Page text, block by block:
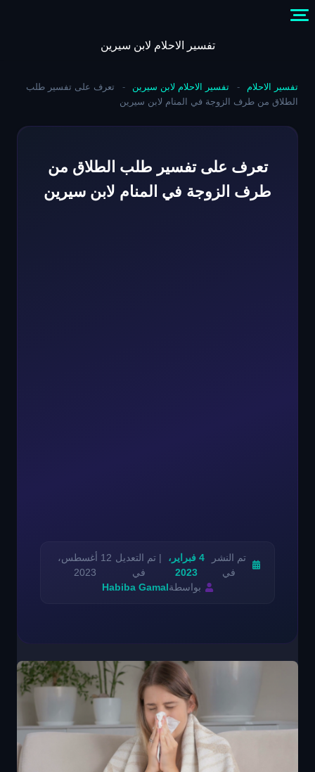
content
تفسير الاحلام لابن سيرين
تفسير الاحلام - تفسير الاحلام لابن سيرين -
تعرف على تفسير طلب
الطلاق من طرف الزوجة في المنام لابن سيرين
تعرف على تفسير طلب الطلاق من
طرف الزوجة في المنام لابن سيرين
تم النشر
في
4 فبراير،
2023
| تم التعديل
في
12 أغسطس،
2023
بواسطة Habiba Gamal